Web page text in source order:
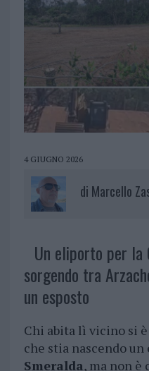
4 GIUGNO 2026
di Marcello
Un eliporto per la
sorgendo tra
un esposto
Chi abita lì vicino si
che stia nascendo un
Smeralda, ma non